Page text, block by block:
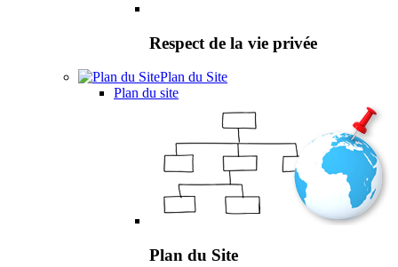
Respect de la vie privée
Plan du Site
Plan du site
Plan du Site